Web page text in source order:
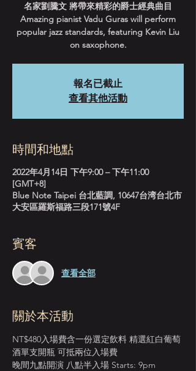
名家劉騰文 將帶來精彩的爵士經典曲目
Amazing pianist Vadu Guras will perform
popular jazz standards, featuring Kevin Liu
on saxophone.
報名已截止
查看其他活動
時間和地點
2022年4月14日 下午9:00 – 下午11:00
[GMT+8]
Blue Note Taipei 台北藍調, 10647台湾台北市
大安區羅斯福路三段171號4F
賓客
查看全部
關於本活動
NT$480入場費含一份選定飲料 精選紅白葡萄
酒單支開瓶 可抵兩位入場費
晚間九點開演 八點半入場 Starts: 9pm